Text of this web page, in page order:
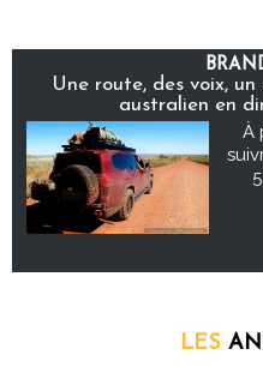
Une route, des voix,
australien en
À
LES